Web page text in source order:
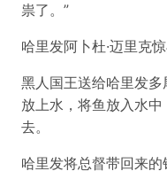
祟了。”
哈里发阿卜杜·迈里克惊
黑人国王送给哈里发多
放上水，将鱼放入水
去。
哈里发将总督带回来